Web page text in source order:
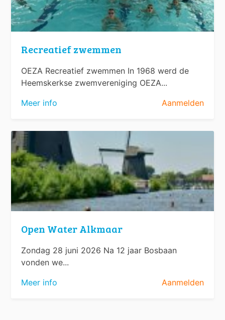
Recreatief zwemmen
OEZA Recreatief zwemmen In 1968 werd de
Heemskerkse zwemvereniging OEZA...
Meer info
Aanmelden
Open Water Alkmaar
Zondag 28 juni 2026 Na 12 jaar Bosbaan
vonden we...
Meer info
Aanmelden